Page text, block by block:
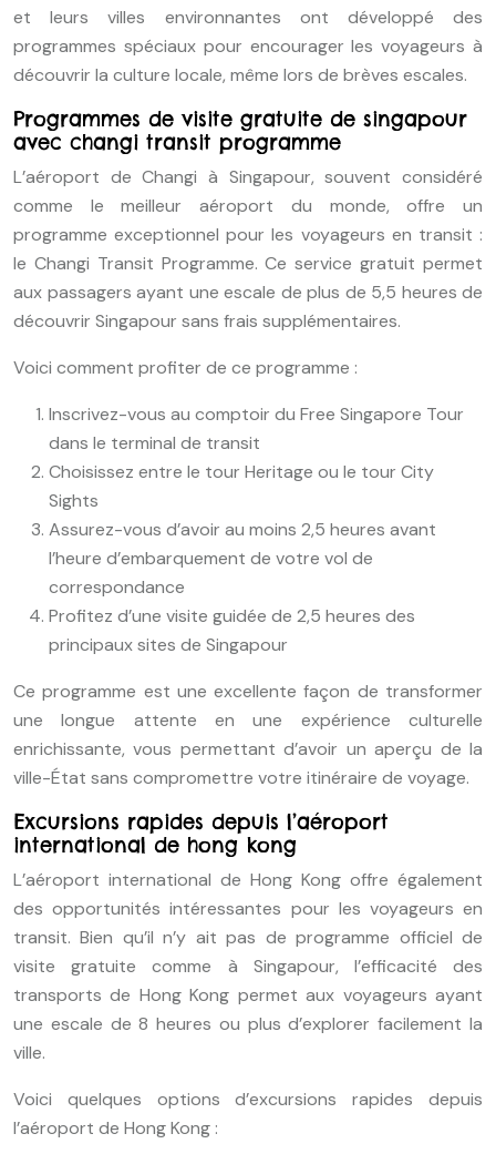
et leurs villes environnantes ont développé des
programmes spéciaux pour encourager les voyageurs à
découvrir la culture locale, même lors de brèves escales.
Programmes de visite gratuite de singapour
avec changi transit programme
L’aéroport de Changi à Singapour, souvent considéré
comme le meilleur aéroport du monde, offre un
programme exceptionnel pour les voyageurs en transit :
le Changi Transit Programme. Ce service gratuit permet
aux passagers ayant une escale de plus de 5,5 heures de
découvrir Singapour sans frais supplémentaires.
Voici comment profiter de ce programme :
Inscrivez-vous au comptoir du Free Singapore Tour
dans le terminal de transit
Choisissez entre le tour Heritage ou le tour City
Sights
Assurez-vous d’avoir au moins 2,5 heures avant
l’heure d’embarquement de votre vol de
correspondance
Profitez d’une visite guidée de 2,5 heures des
principaux sites de Singapour
Ce programme est une excellente façon de transformer
une longue attente en une expérience culturelle
enrichissante, vous permettant d’avoir un aperçu de la
ville-État sans compromettre votre itinéraire de voyage.
Excursions rapides depuis l’aéroport
international de hong kong
L’aéroport international de Hong Kong offre également
des opportunités intéressantes pour les voyageurs en
transit. Bien qu’il n’y ait pas de programme officiel de
visite gratuite comme à Singapour, l’efficacité des
transports de Hong Kong permet aux voyageurs ayant
une escale de 8 heures ou plus d’explorer facilement la
ville.
Voici quelques options d’excursions rapides depuis
l’aéroport de Hong Kong :